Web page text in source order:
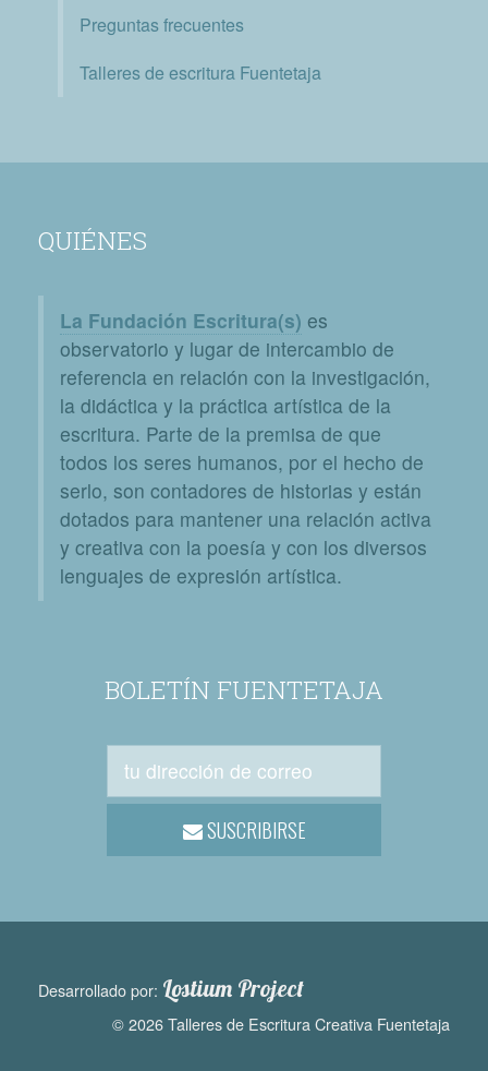
Preguntas frecuentes
Talleres de escritura Fuentetaja
QUIÉNES
La Fundación Escritura(s) es
observatorio y lugar de intercambio de
referencia en relación con la investigación,
la didáctica y la práctica artística de la
escritura. Parte de la premisa de que
todos los seres humanos, por el hecho de
serlo, son contadores de historias y están
dotados para mantener una relación activa
y creativa con la poesía y con los diversos
lenguajes de expresión artística.
BOLETÍN FUENTETAJA
SUSCRIBIRSE
Desarrollado por: Lostium Project
© 2026 Talleres de Escritura Creativa Fuentetaja